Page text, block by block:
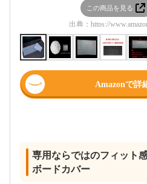
この商品を見る
出典： https://
Amazonで詳
専用ならではのフィット
ボードカバー